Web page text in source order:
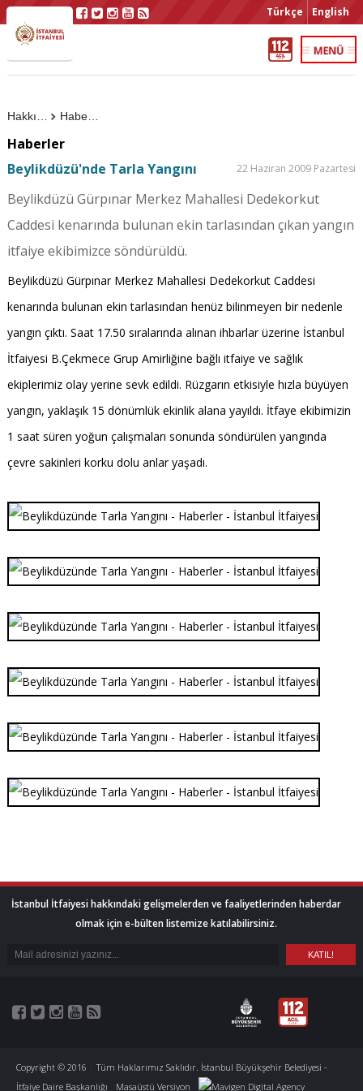
Türkçe English
Haberler
Haberler
Beylikdüzü'nde Tarla Yangını
22 Haziran 2009 Pazartesi
Beylikdüzü Gürpınar Merkez Mahallesi Dedekorkut
Caddesi kenarında bulunan ekin tarlasından çıkan yangın
itfaiye ekibimizce söndürüldü.
Beylikdüzü Gürpınar Merkez Mahallesi Dedekorkut Caddesi
kenarında bulunan ekin tarlasından henüz bilinmeyen bir nedenle
yangın çıktı. Saat 17.50 sıralarında alınan ihbarlar üzerine İstanbul
İtfaiyesi B.Çekmece Grup Amirliğine bağlı itfaiye ve sağlık
ekiplerimiz olay yerine sevk edildi. Rüzgarın etkisiyle hızla büyüyen
yangın, yaklaşık 15 dönümlük ekinlik alana yayıldı. İtfaye ekibimizin
1 saat süren yoğun çalışmaları sonunda söndürülen yangında
çevre sakinleri korku dolu anlar yaşadı.
İstanbul İtfaiyesi hakkındaki gelişmelerden ve faaliyetlerinden haberdar
olmak için e-bülten listemize katılabilirsiniz.
Copyright © 2016
Tüm Haklarımız Saklıdır. İstanbul Büyükşehir Belediyesi -
İtfaiye Daire Başkanlığı
Masaüstü Versiyon